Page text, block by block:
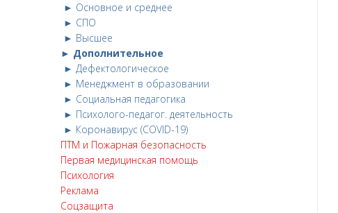
► Основное и среднее
► СПО
► Высшее
► Дополнительное
► Дефектологическое
► Менеджмент в образовании
► Социальная педагогика
► Психолого-педагог. деятельность
► Коронавирус (COVID-19)
ПТМ и Пожарная безопасность
Первая медицинская помощь
Психология
Реклама
Соцзащита